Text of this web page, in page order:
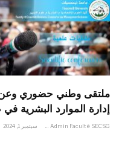
ملتقى وطني حضوري وعن
إدارة الموارد البشرية
سبتمبر 1, 2024